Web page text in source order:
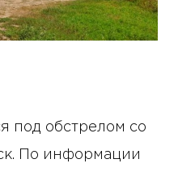
под обстрелом со
По информации